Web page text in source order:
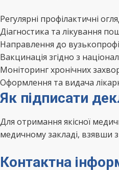
Регулярні профілактичні
Діагностика та лікування
Направлення до
Вакцинація згідно з
Моніторинг хронічних
Оформлення та видача
Як підписати
Для отримання якісної
медичному закладі, взявши
Контактна